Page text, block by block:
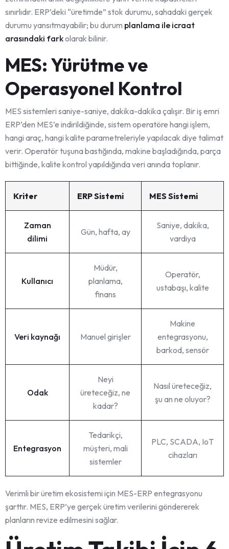
sınırlıdır. ERP’deki “üretimde” stok durumu, sahadaki gerçek
durumu yansıtmayabilir; bu durum planlama ile icraat
arasındaki farkolarak bilinir.
MES: Yürütme ve
Operasyonel Kontrol
MES sistemleri saniye-saniye, dakika-dakika çalışır. Bir iş emri
ERP’den MES’e indirildiğinde, sistem operatöre hangi işlem,
hangi araç, hangi kalite parametreleriyle yapılacak diye talimat
verir. Operatör tuşuna bastığında, makine başladığında, parça
bittiğinde, kalite kontrol yapıldığında veri anında toplanır.
Kriter ERP Sistemi MES Sistemi
Zaman
dilimi
Gün, hafta, ay
Saniye, dakika,
vardiya
Kullanıcı
Müdür,
planlama,
finans
Operatör,
ustabaşı, kalite
Veri kaynağı Manuel girişler
Makine
entegrasyonu,
barkod, sensör
Odak
Neyi
üreteceğiz, ne
kadar?
Nasıl üreteceğiz,
şu an ne oluyor?
Entegrasyon
Tedarikçi,
müşteri, mali
sistemler
PLC, SCADA, IoT
cihazları
Verimli bir üretim ekosistemi için MES-ERP entegrasyonu
şarttır. MES, ERP’ye gerçek üretim verilerini göndererek
planların revize edilmesini sağlar.